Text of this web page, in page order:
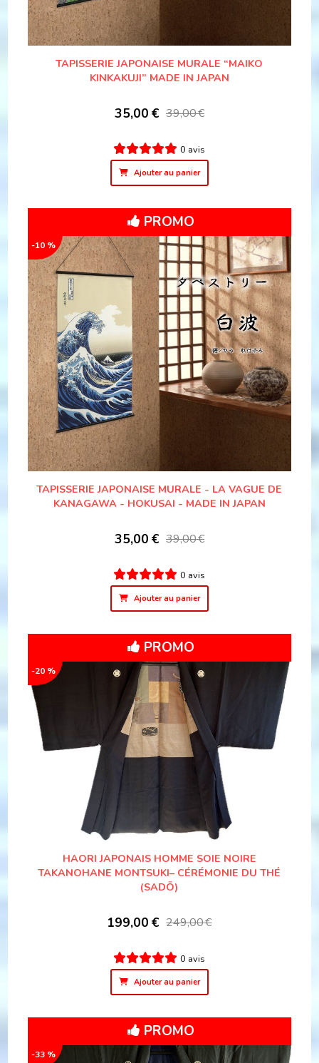
TAPISSERIE JAPONAISE MURALE “MAIKO
KINKAKUJI” MADE IN JAPAN
35,00 € 39,00€
0 avis
Ajouter au panier
PROMO
-10 %
TAPISSERIE JAPONAISE MURALE - LA VAGUE DE
KANAGAWA - HOKUSAI - MADE IN JAPAN
35,00 € 39,00€
0 avis
Ajouter au panier
PROMO
-20 %
HAORI JAPONAIS HOMME SOIE NOIRE
TAKANOHANE MONTSUKI– CÉRÉMONIE DU THÉ
(SADŌ)
199,00 € 249,00€
0 avis
Ajouter au panier
PROMO
-33 %